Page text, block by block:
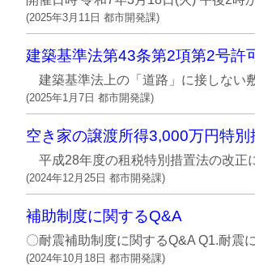
(2025年3月11日 都市開発課)
建築基準法第43条第2項第2号許
建築基準法上の「道路」に接しない
(2025年1月7日 都市開発課)
空き家の譲渡所得3,000万円特
平成28年度の租税特別措置法の改正
(2024年12月25日 都市開発課)
補助制度に関するQ&A
〇耐震補助制度に関するQ&A Q1.耐
(2024年10月18日 都市開発課)